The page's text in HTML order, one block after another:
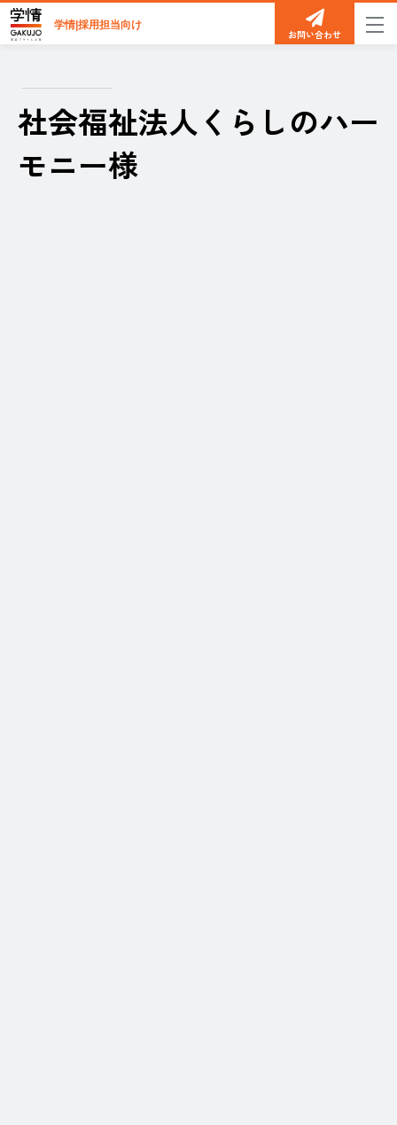
学情|採用担当向け
お問い合わせ
社会福祉法人くらしのハー
モニー様